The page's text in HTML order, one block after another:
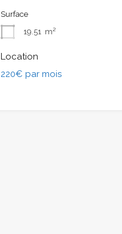
Surface
19.51 m²
Location
220€ par mois